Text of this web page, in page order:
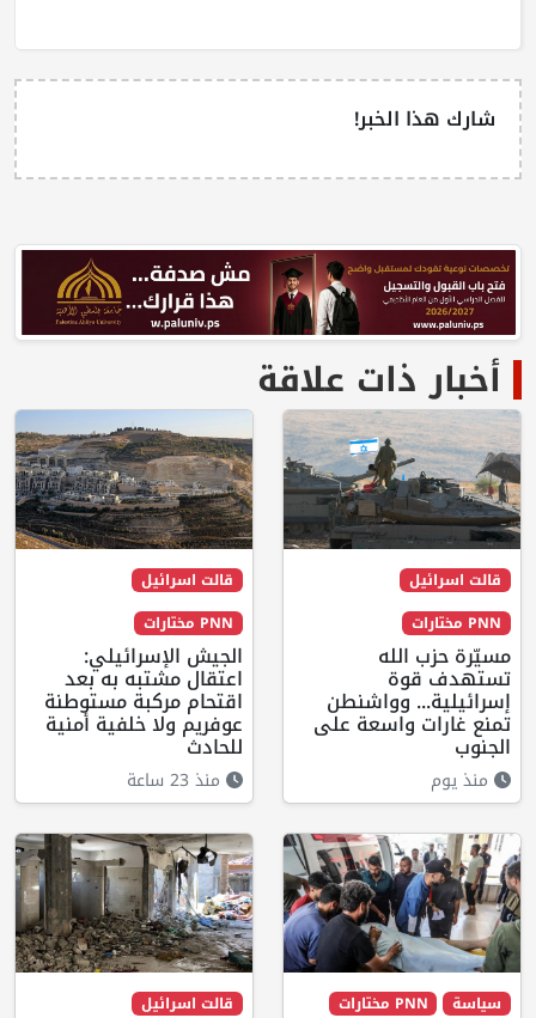
شارك هذا الخبر!
أخبار ذات علاقة
قالت اسرائيل
PNN مختارات
مسيّرة حزب الله
تستهدف قوة
إسرائيلية... وواشنطن
تمنع غارات واسعة على
الجنوب
منذ يوم
قالت اسرائيل
PNN مختارات
الجيش الإسرائيلي:
اعتقال مشتبه به بعد
اقتحام مركبة مستوطنة
عوفريم ولا خلفية أمنية
للحادث
منذ 23 ساعة
سياسة PNN مختارات قالت اسرائيل